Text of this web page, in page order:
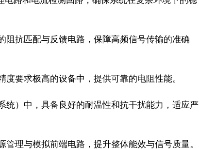
阻抗匹配与反馈电路，保障高频信号传输的准确
要求极高的设备中，提供可靠的电阻性能。
统）中，具备良好的耐温性和抗干扰能力，适应严
理与模拟前端电路，提升整体能效与信号质量。